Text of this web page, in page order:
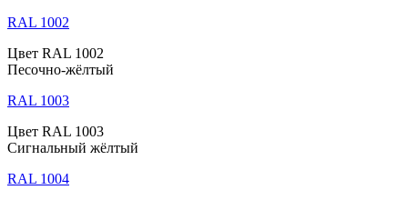
RAL 1002
Цвет RAL 1002
Песочно-жёлтый
RAL 1003
Цвет RAL 1003
Сигнальный жёлтый
RAL 1004